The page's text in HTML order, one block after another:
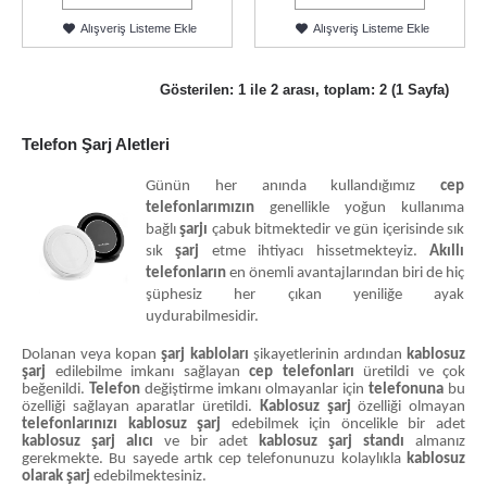
Alışveriş Listeme Ekle Alışveriş Listeme Ekle
Gösterilen: 1 ile 2 arası, toplam: 2 (1 Sayfa)
Telefon Şarj Aletleri
Günün her anında kullandığımız cep
telefonlarımızın genellikle yoğun kullanıma
bağlışarjı çabuk bitmektedir ve gün içerisinde sık
sıkşarj etme ihtiyacı hissetmekteyiz.Akıllı
telefonların en önemli avantajlarından biri de hiç
şüphesiz her çıkan yeniliğe ayak
uydurabilmesidir.
Dolanan veya kopanşarj kabloları şikayetlerinin ardından kablosuz
şarj edilebilme imkanı sağlayan cep telefonları üretildi ve çok
beğenildi.
Telefon değiştirme imkanı olmayanlar için telefonuna bu
özelliği sağlayan aparatlar üretildi.
Kablosuz şarj özelliği olmayan
telefonlarınızı kablosuz şarj edebilmek için öncelikle bir adet
kablosuz şarj alıcı ve bir adet kablosuz şarj standı almanız
gerekmekte. Bu sayede artık cep telefonunuzu kolaylıkla kablosuz
olarak şarj edebilmektesiniz.